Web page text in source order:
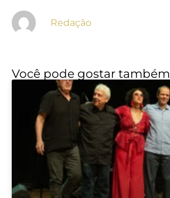
Redação
Você pode gostar também